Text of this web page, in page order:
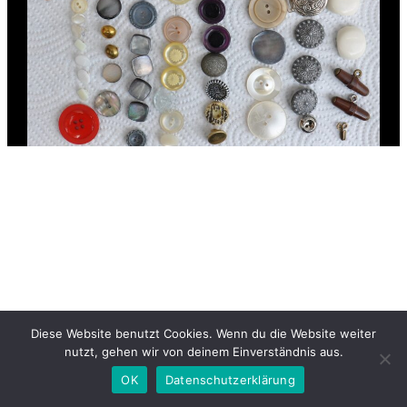
Diese Website benutzt Cookies. Wenn du die Website weiter
nutzt, gehen wir von deinem Einverständnis aus.
OK
Datenschutzerklärung